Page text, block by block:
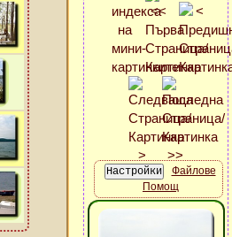
Файлове
Помощ